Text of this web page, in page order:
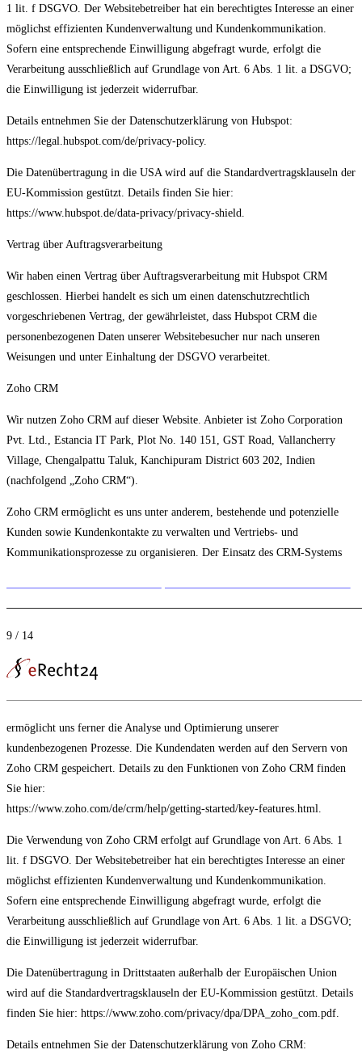
1 lit. f DSGVO. Der Websitebetreiber hat ein berechtigtes Interesse an einer
möglichst effizienten Kundenverwaltung und Kundenkommunikation.
Sofern eine entsprechende Einwilligung abgefragt wurde, erfolgt die
Verarbeitung ausschließlich auf Grundlage von Art. 6 Abs. 1 lit. a DSGVO;
die Einwilligung ist jederzeit widerrufbar.
Details entnehmen Sie der Datenschutzerklärung von Hubspot:
https://legal.hubspot.com/de/privacy-policy.
Die Datenübertragung in die USA wird auf die Standardvertragsklauseln der
EU-Kommission gestützt. Details finden Sie hier:
https://www.hubspot.de/data-privacy/privacy-shield.
Vertrag über Auftragsverarbeitung
Wir haben einen Vertrag über Auftragsverarbeitung mit Hubspot CRM
geschlossen. Hierbei handelt es sich um einen datenschutzrechtlich
vorgeschriebenen Vertrag, der gewährleistet, dass Hubspot CRM die
personenbezogenen Daten unserer Websitebesucher nur nach unseren
Weisungen und unter Einhaltung der DSGVO verarbeitet.
Zoho CRM
Wir nutzen Zoho CRM auf dieser Website. Anbieter ist Zoho Corporation
Pvt. Ltd., Estancia IT Park, Plot No. 140 151, GST Road, Vallancherry
Village, Chengalpattu Taluk, Kanchipuram District 603 202, Indien
(nachfolgend „Zoho CRM“).
Zoho CRM ermöglicht es uns unter anderem, bestehende und potenzielle
Kunden sowie Kundenkontakte zu verwalten und Vertriebs- und
Kommunikationsprozesse zu organisieren. Der Einsatz des CRM-Systems
9 / 14
ermöglicht uns ferner die Analyse und Optimierung unserer
kundenbezogenen Prozesse. Die Kundendaten werden auf den Servern von
Zoho CRM gespeichert. Details zu den Funktionen von Zoho CRM finden
Sie hier:
https://www.zoho.com/de/crm/help/getting-started/key-features.html.
Die Verwendung von Zoho CRM erfolgt auf Grundlage von Art. 6 Abs. 1
lit. f DSGVO. Der Websitebetreiber hat ein berechtigtes Interesse an einer
möglichst effizienten Kundenverwaltung und Kundenkommunikation.
Sofern eine entsprechende Einwilligung abgefragt wurde, erfolgt die
Verarbeitung ausschließlich auf Grundlage von Art. 6 Abs. 1 lit. a DSGVO;
die Einwilligung ist jederzeit widerrufbar.
Die Datenübertragung in Drittstaaten außerhalb der Europäischen Union
wird auf die Standardvertragsklauseln der EU-Kommission gestützt. Details
finden Sie hier: https://www.zoho.com/privacy/dpa/DPA_zoho_com.pdf.
Details entnehmen Sie der Datenschutzerklärung von Zoho CRM: